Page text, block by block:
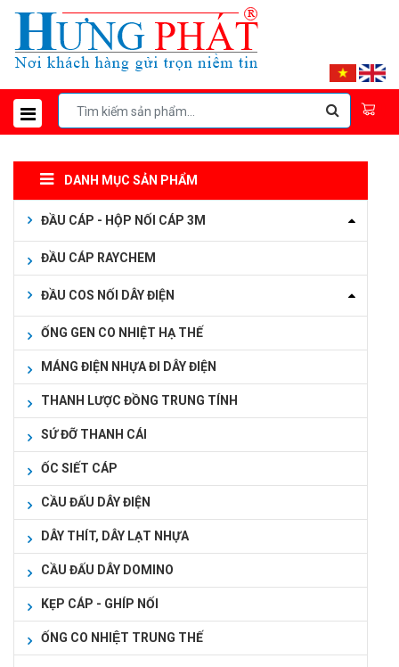
DANH MỤC SẢN PHẨM
ĐẦU CÁP - HỘP NỐI CÁP 3M
ĐẦU CÁP RAYCHEM
ĐẦU COS NỐI DÂY ĐIỆN
ỐNG GEN CO NHIỆT HẠ THẾ
MÁNG ĐIỆN NHỰA ĐI DÂY ĐIỆN
THANH LƯỢC ĐỒNG TRUNG TÍNH
SỨ ĐỠ THANH CÁI
ỐC SIẾT CÁP
CẦU ĐẤU DÂY ĐIỆN
DÂY THÍT, DÂY LẠT NHỰA
CẦU ĐẤU DÂY DOMINO
KẸP CÁP - GHÍP NỐI
ỐNG CO NHIỆT TRUNG THẾ